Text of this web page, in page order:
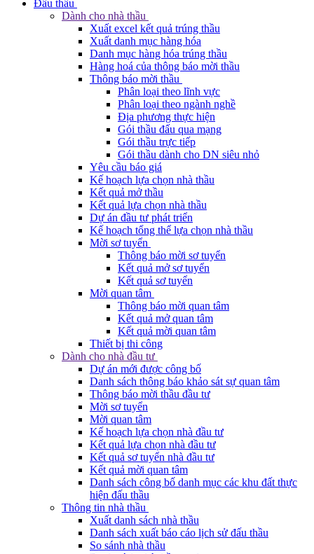
Đấu thầu
Dành cho nhà thầu
Xuất excel kết quả trúng thầu
Xuất danh mục hàng hóa
Danh mục hàng hóa trúng thầu
Hàng hoá của thông báo mời thầu
Thông báo mời thầu
Phân loại theo lĩnh vực
Phân loại theo ngành nghề
Địa phương thực hiện
Gói thầu đấu qua mạng
Gói thầu trực tiếp
Gói thầu dành cho DN siêu nhỏ
Yêu cầu báo giá
Kế hoạch lựa chọn nhà thầu
Kết quả mở thầu
Kết quả lựa chọn nhà thầu
Dự án đầu tư phát triển
Kế hoạch tổng thể lựa chọn nhà thầu
Mời sơ tuyển
Thông báo mời sơ tuyển
Kết quả mở sơ tuyển
Kết quả sơ tuyển
Mời quan tâm
Thông báo mời quan tâm
Kết quả mở quan tâm
Kết quả mời quan tâm
Thiết bị thi công
Dành cho nhà đầu tư
Dự án mới được công bố
Danh sách thông báo khảo sát sự quan tâm
Thông báo mời thầu đầu tư
Mời sơ tuyển
Mời quan tâm
Kế hoạch lựa chọn nhà đầu tư
Kết quả lựa chọn nhà đầu tư
Kết quả sơ tuyển nhà đầu tư
Kết quả mời quan tâm
Danh sách công bố danh mục các khu đất thực
hiện đấu thầu
Thông tin nhà thầu
Xuất danh sách nhà thầu
Danh sách xuất báo cáo lịch sử đấu thầu
So sánh nhà thầu